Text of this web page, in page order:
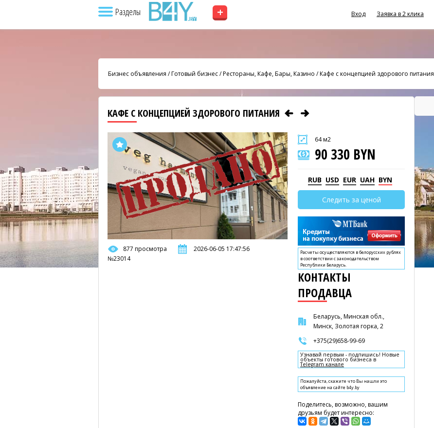
Разделы + Вход Заявка в 2 клика
Бизнес объявления /Готовый бизнес/Рестораны, Кафе, Бары, Казино /Кафе с концепцией здорового питания
КАФЕ С КОНЦЕПЦИЕЙ ЗДОРОВОГО ПИТАНИЯ
877 просмотра
2026-06-05 17:47:56
№23014
64 м2
90 330 BYN
RUB USD EUR UAH BYN
Следить за ценой
Расчеты осуществляются в белорусских рублях
в соответствии с законодательством
Республики Беларусь.
КОНТАКТЫ
ПРОДАВЦА
Беларусь, Минская обл.,
Минск, Золотая горка, 2
+375(29)658-99-69
Узнавай первым - подпишись! Новые
объекты готового бизнеса в
Telegram канале
Пожалуйста, скажите что Вы нашли это
объявление на сайте b4y.by
Поделитесь, возможно, вашим
друзьям будет интересно: